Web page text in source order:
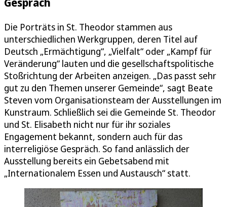
Die Porträts in St. Theodor stammen aus
unterschiedlichen Werkgruppen, deren Titel auf
Deutsch „Ermächtigung“, „Vielfalt“ oder „Kampf für
Veränderung“ lauten und die gesellschaftspolitische
Stoßrichtung der Arbeiten anzeigen. „Das passt sehr
gut zu den Themen unserer Gemeinde“, sagt Beate
Steven vom Organisationsteam der Ausstellungen im
Kunstraum. Schließlich sei die Gemeinde St. Theodor
und St. Elisabeth nicht nur für ihr soziales
Engagement bekannt, sondern auch für das
interreligiöse Gespräch. So fand anlässlich der
Ausstellung bereits ein Gebetsabend mit
„Internationalem Essen und Austausch“ statt.